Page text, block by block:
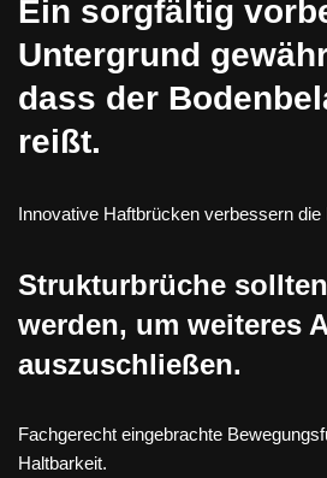
Ein sorgfältig
Untergrund
dass der
reißt.
Innovative Haftbrücken verbessern
Strukturbrüche
werden, um weiteres
auszuschließen.
Fachgerecht eingebrachte
Haltbarkeit.